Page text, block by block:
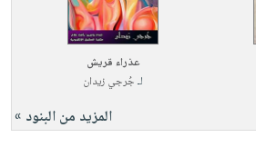
عذراء قريش
لـجُرجي زيدان
المزيد من البنود »